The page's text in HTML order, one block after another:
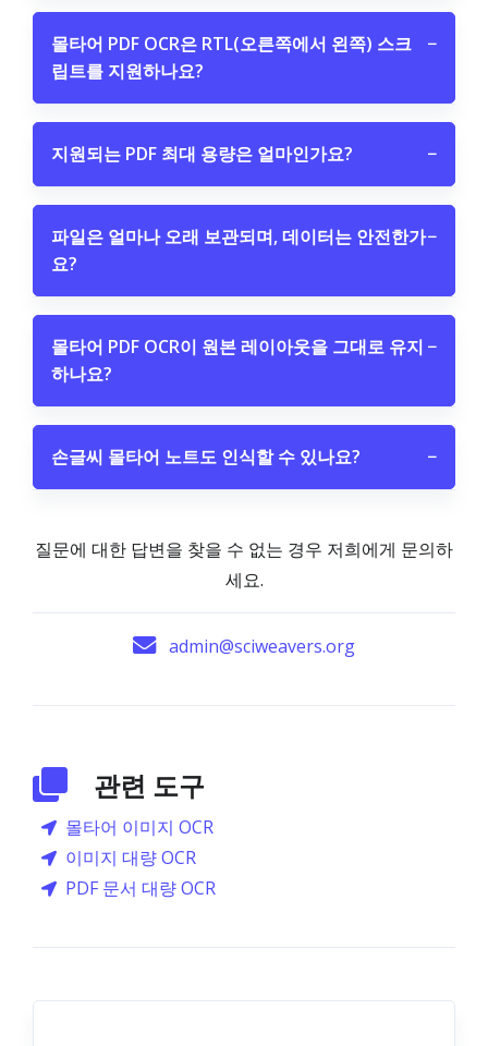
몰타어 PDF OCR은 RTL(오른쪽에서 왼쪽) 스크
립트를 지원하나요?
−
지원되는 PDF 최대 용량은 얼마인가요? −
파일은 얼마나 오래 보관되며, 데이터는 안전한가
요?
−
몰타어 PDF OCR이 원본 레이아웃을 그대로 유지
하나요?
−
손글씨 몰타어 노트도 인식할 수 있나요? −
질문에 대한 답변을 찾을 수 없는 경우 저희에게 문의하
세요.
admin@sciweavers.org
관련 도구
몰타어 이미지 OCR
이미지 대량 OCR
PDF 문서 대량 OCR